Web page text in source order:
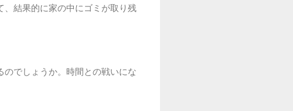
結果的に家の中にゴミが取り残
でしょうか。時間との戦いにな